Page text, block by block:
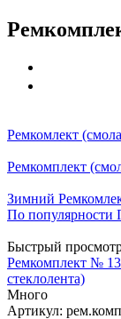
Ремкомлект
Ремкомплект
Зимний
По популярности
Быстрый
Ремкомплект № 13
стеклолента)
Много
Артикул: